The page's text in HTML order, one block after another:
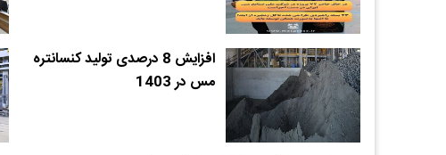
افزایش 8 درصدی تولید کنسانتره
مس در 1403